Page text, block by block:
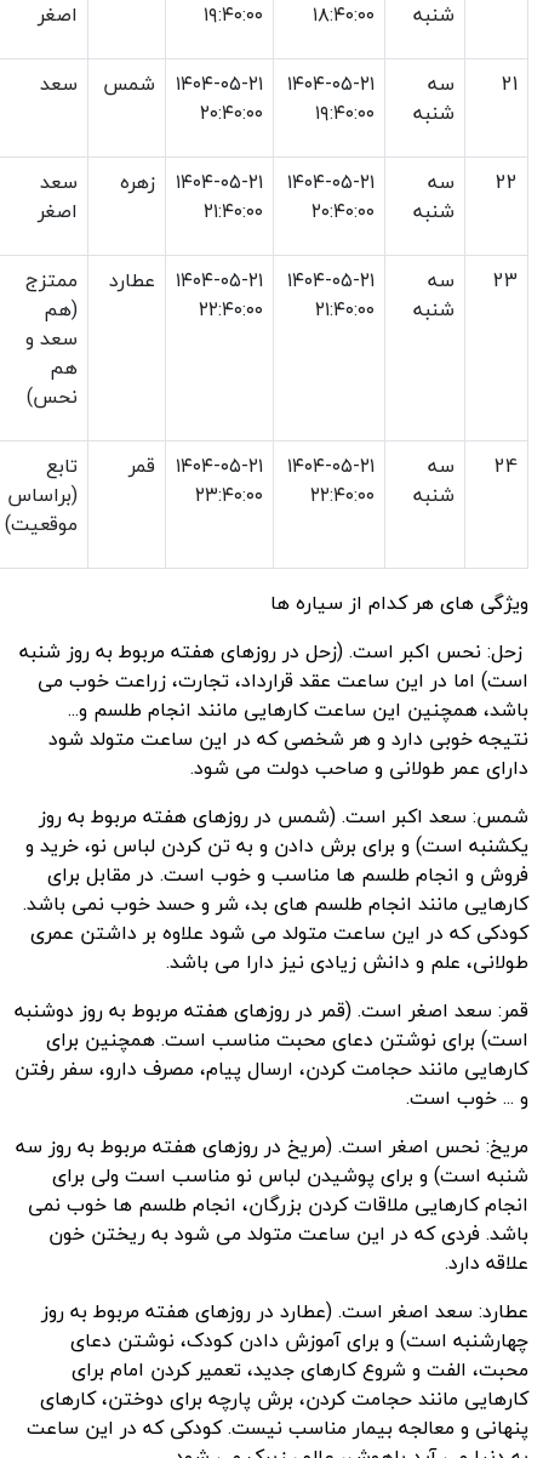
شنبه
۱۸:۴۰:۰۰
۱۹:۴۰:۰۰
اصغر
21
سه
شنبه
۱۴۰۴-۰۵-۲۱
۱۹:۴۰:۰۰
۱۴۰۴-۰۵-۲۱
۲۰:۴۰:۰۰
شمس سعد
22
سه
شنبه
۱۴۰۴-۰۵-۲۱
۲۰:۴۰:۰۰
۱۴۰۴-۰۵-۲۱
۲۱:۴۰:۰۰
زهره
سعد
اصغر
23
سه
شنبه
۱۴۰۴-۰۵-۲۱
۲۱:۴۰:۰۰
۱۴۰۴-۰۵-۲۱
۲۲:۴۰:۰۰
عطارد
ممتزج
(هم
سعد و
هم
نحس)
24
سه
شنبه
۱۴۰۴-۰۵-۲۱
۲۲:۴۰:۰۰
۱۴۰۴-۰۵-۲۱
۲۳:۴۰:۰۰
قمر
تابع
(براساس
موقعیت)
ویژگی های هر کدام از سیاره ها
زحل: نحس اکبر است. (زحل در روز‌های هفته مربوط به روز شنبه
است) اما در این ساعت عقد قرارداد، تجارت، زراعت خوب می
باشد، همچنین این ساعت کارهایی مانند انجام طلسم و...
نتیجه خوبی دارد و هر شخصی که در این ساعت متولد شود
دارای عمر طولانی و صاحب دولت می شود.
شمس: سعد اکبر است. (شمس در روز‌های هفته مربوط به روز
یکشنبه است) و برای برش دادن و به تن کردن لباس نو، خرید و
فروش و انجام طلسم ها مناسب و خوب است. در مقابل برای
کارهایی مانند انجام طلسم های بد، شر و حسد خوب نمی باشد.
کودکی که در این ساعت متولد می شود علاوه بر داشتن عمری
طولانی، علم و دانش زیادی نیز دارا می باشد.
قمر: سعد اصغر است. (قمر در روز‌های هفته مربوط به روز دوشنبه
است) برای نوشتن دعای محبت مناسب است. همچنین برای
کارهایی مانند حجامت کردن، ارسال پیام، مصرف دارو، سفر رفتن
و ... خوب است.
مریخ: نحس اصغر است. (مریخ در روز‌های هفته مربوط به روز سه
شنبه است) و برای پوشیدن لباس نو مناسب است ولی برای
انجام کارهایی ملاقات کردن بزرگان، انجام طلسم ها خوب نمی
باشد. فردی که در این ساعت متولد می شود به ریختن خون
علاقه دارد.
عطارد: سعد اصغر است. (عطارد در روز‌های هفته مربوط به روز
چهارشنبه است) و برای آموزش دادن کودک، نوشتن دعای
محبت، الفت و شروع کارهای جدید، تعمیر کردن امام برای
کارهایی مانند حجامت کردن، برش پارچه برای دوختن، کارهای
پنهانی و معالجه بیمار مناسب نیست. کودکی که در این ساعت